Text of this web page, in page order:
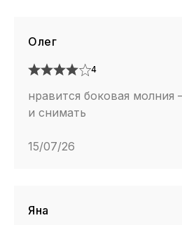
Олег
4
нравится боковая молния
и снимать
15/07/26
Яна